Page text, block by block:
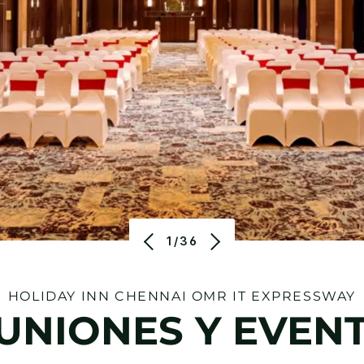
1/36
HOLIDAY INN CHENNAI OMR IT EXPRESSWAY
Y